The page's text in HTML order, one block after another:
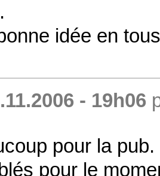
idée en
- 19h06
pour la pub.
pour le